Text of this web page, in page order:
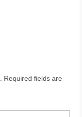
Required fields are